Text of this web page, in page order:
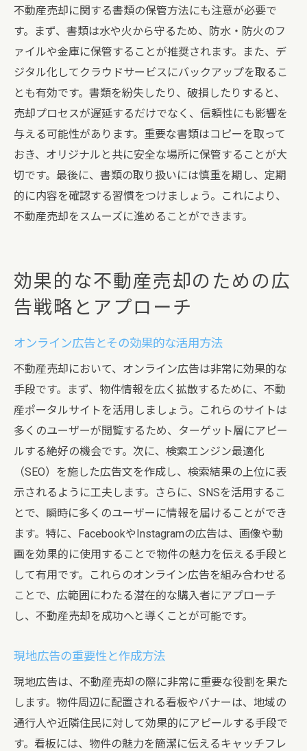
不動産売却に関する書類の保管方法にも注意が必要で
す。まず、書類は水や火から守るため、防水・防火のフ
ァイルや金庫に保管することが推奨されます。また、デ
ジタル化してクラウドサービスにバックアップを取るこ
とも有効です。書類を紛失したり、破損したりすると、
売却プロセスが遅延するだけでなく、信頼性にも影響を
与える可能性があります。重要な書類はコピーを取って
おき、オリジナルと共に安全な場所に保管することが大
切です。最後に、書類の取り扱いには慎重を期し、定期
的に内容を確認する習慣をつけましょう。これにより、
不動産売却をスムーズに進めることができます。
効果的な不動産売却のための広
告戦略とアプローチ
オンライン広告とその効果的な活用方法
不動産売却において、オンライン広告は非常に効果的な
手段です。まず、物件情報を広く拡散するために、不動
産ポータルサイトを活用しましょう。これらのサイトは
多くのユーザーが閲覧するため、ターゲット層にアピー
ルする絶好の機会です。次に、検索エンジン最適化
（SEO）を施した広告文を作成し、検索結果の上位に表
示されるように工夫します。さらに、SNSを活用するこ
とで、瞬時に多くのユーザーに情報を届けることができ
ます。特に、FacebookやInstagramの広告は、画像や動
画を効果的に使用することで物件の魅力を伝える手段と
して有用です。これらのオンライン広告を組み合わせる
ことで、広範囲にわたる潜在的な購入者にアプローチ
し、不動産売却を成功へと導くことが可能です。
現地広告の重要性と作成方法
現地広告は、不動産売却の際に非常に重要な役割を果た
します。物件周辺に配置される看板やバナーは、地域の
通行人や近隣住民に対して効果的にアピールする手段で
す。看板には、物件の魅力を簡潔に伝えるキャッチフレ